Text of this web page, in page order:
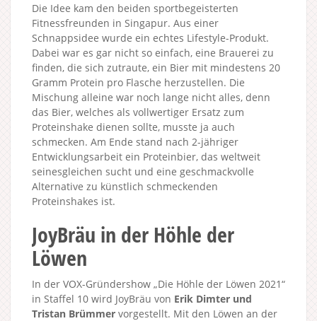
Die Idee kam den beiden sportbegeisterten
Fitnessfreunden in Singapur. Aus einer
Schnappsidee wurde ein echtes Lifestyle-Produkt.
Dabei war es gar nicht so einfach, eine Brauerei zu
finden, die sich zutraute, ein Bier mit mindestens 20
Gramm Protein pro Flasche herzustellen. Die
Mischung alleine war noch lange nicht alles, denn
das Bier, welches als vollwertiger Ersatz zum
Proteinshake dienen sollte, musste ja auch
schmecken. Am Ende stand nach 2-jähriger
Entwicklungsarbeit ein Proteinbier, das weltweit
seinesgleichen sucht und eine geschmackvolle
Alternative zu künstlich schmeckenden
Proteinshakes ist.
JoyBräu in der Höhle der
Löwen
In der VOX-Gründershow „Die Höhle der Löwen 2021“
in Staffel 10 wird JoyBräu von Erik Dimter und
Tristan Brümmer vorgestellt. Mit den Löwen an der